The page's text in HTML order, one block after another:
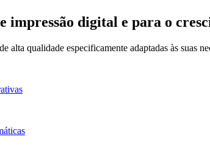
impressão digital e para o
alta qualidade especificamente adaptadas às suas